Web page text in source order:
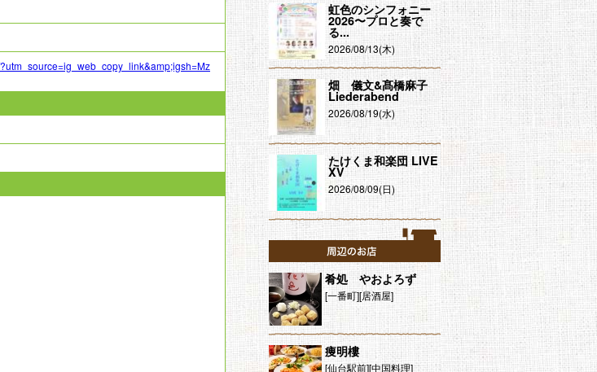
虹色のシンフォニー
2026〜プロと奏で
る...
2026/08/13(木)
畑 儀文&髙橋麻子
Liederabend
2026/08/19(水)
たけくま和楽団 LIVE
XV
2026/08/09(日)
周辺のお店
肴処 やおよろず
[一番町][居酒屋]
痩明樓
[仙台駅前][中国料理]